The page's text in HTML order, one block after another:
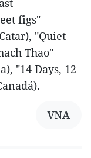
figs"
"Quiet
Thao"
"14 Days, 12
VNA